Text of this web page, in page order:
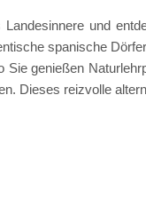
und
spanische
Sie genießen
Dieses reizvolle